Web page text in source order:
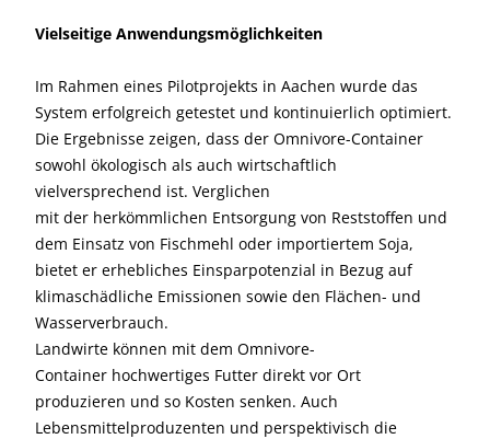
Vielseitige Anwendungsmöglichkeiten
Im Rahmen eines Pilotprojekts in Aachen wurde das
System erfolgreich getestet und kontinuierlich optimiert.
Die Ergebnisse zeigen, dass der Omnivore-Container
sowohl ökologisch als auch wirtschaftlich
vielversprechend ist. Verglichen
mit der herkömmlichen Entsorgung von Reststoffen und
dem Einsatz von Fischmehl oder importiertem Soja,
bietet er erhebliches Einsparpotenzial in Bezug auf
klimaschädliche Emissionen sowie den Flächen- und
Wasserverbrauch.
Landwirte können mit dem Omnivore-
Container hochwertiges Futter direkt vor Ort
produzieren und so Kosten senken. Auch
Lebensmittelproduzenten und perspektivisch die